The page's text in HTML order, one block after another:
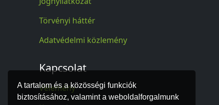
A tartalom és a közösségi funkciók
biztosításához, valamint a weboldalforgalmunk
Törvényi háttér
Adatvédelmi közlemény
Kapcsolat
Vélemény